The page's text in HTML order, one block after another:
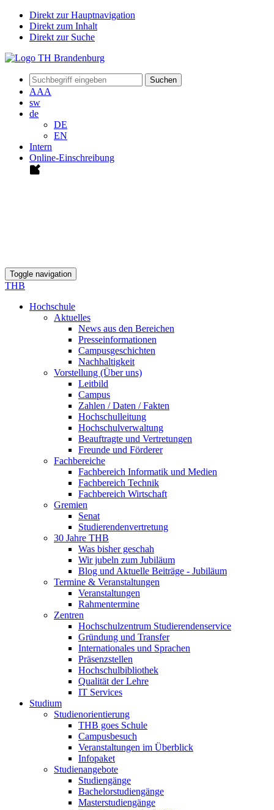
Direkt zur Hauptnavigation
Direkt zum Inhalt
Direkt zur Suche
Suchen
AAA
sw
de
DE
EN
Intern
Online-Einschreibung
Toggle navigation
THB
Hochschule
Aktuelles
News aus den Bereichen
Presseinformationen
Campusgeschichten
Nachhaltigkeit
Vorstellung (Über uns)
Leitbild
Campus
Zahlen / Daten / Fakten
Hochschulleitung
Hochschulverwaltung
Beauftragte und Vertretungen
Freunde und Förderer
Fachbereiche
Fachbereich Informatik und Medien
Fachbereich Technik
Fachbereich Wirtschaft
Gremien
Senat
Studierendenvertretung
30 Jahre THB
Was bisher geschah
Wir jubeln zum Jubiläum
Blog und Aktuelle Beiträge - Jubiläum
Termine & Veranstaltungen
Veranstaltungen
Rahmentermine
Zentren
Hochschulzentrum Studierendenservice
Gründung und Transfer
Internationales und Sprachen
Präsenzstellen
Hochschulbibliothek
Qualität der Lehre
IT Services
Studium
Studienorientierung
THB goes Schule
Campusbesuch
Veranstaltungen im Überblick
Infopaket
Studienangebote
Studiengänge
Bachelorstudiengänge
Masterstudiengänge